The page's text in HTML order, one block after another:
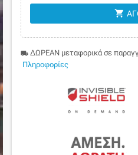
shopping_cart
local_shipping ΔΩΡΕΑΝ μεταφορικά σε
Πληροφορίες